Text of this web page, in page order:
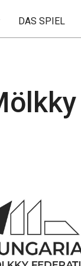
DAS SPIEL